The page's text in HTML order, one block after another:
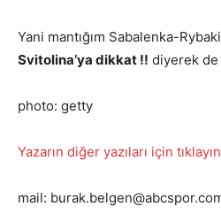
Yani mantığım Sabalenka-
Svitolina’ya dikkat !! diyerek de
photo: getty
Yazarın diğer yazıları için tıklayın
mail: